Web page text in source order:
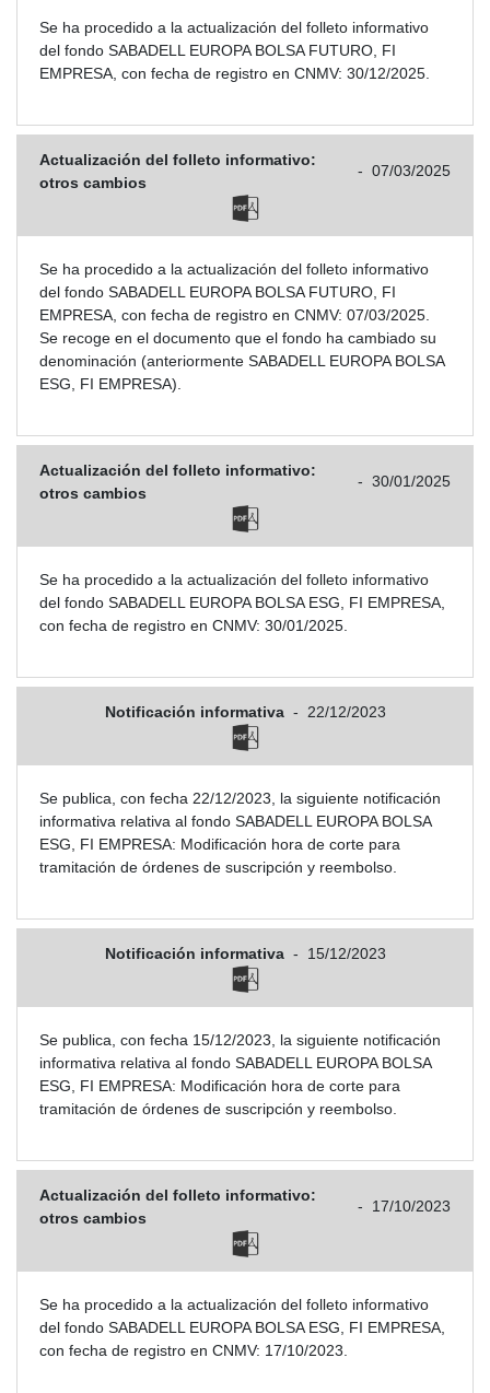
Se ha procedido a la actualización del folleto informativo
del fondo SABADELL EUROPA BOLSA FUTURO, FI
EMPRESA, con fecha de registro en CNMV: 30/12/2025.
Actualización del folleto informativo:
otros cambios
- 07/03/2025
Se ha procedido a la actualización del folleto informativo
del fondo SABADELL EUROPA BOLSA FUTURO, FI
EMPRESA, con fecha de registro en CNMV: 07/03/2025.
Se recoge en el documento que el fondo ha cambiado su
denominación (anteriormente SABADELL EUROPA BOLSA
ESG, FI EMPRESA).
Actualización del folleto informativo:
otros cambios
- 30/01/2025
Se ha procedido a la actualización del folleto informativo
del fondo SABADELL EUROPA BOLSA ESG, FI EMPRESA,
con fecha de registro en CNMV: 30/01/2025.
Notificación informativa - 22/12/2023
Se publica, con fecha 22/12/2023, la siguiente notificación
informativa relativa al fondo SABADELL EUROPA BOLSA
ESG, FI EMPRESA: Modificación hora de corte para
tramitación de órdenes de suscripción y reembolso.
Notificación informativa - 15/12/2023
Se publica, con fecha 15/12/2023, la siguiente notificación
informativa relativa al fondo SABADELL EUROPA BOLSA
ESG, FI EMPRESA: Modificación hora de corte para
tramitación de órdenes de suscripción y reembolso.
Actualización del folleto informativo:
otros cambios
- 17/10/2023
Se ha procedido a la actualización del folleto informativo
del fondo SABADELL EUROPA BOLSA ESG, FI EMPRESA,
con fecha de registro en CNMV: 17/10/2023.